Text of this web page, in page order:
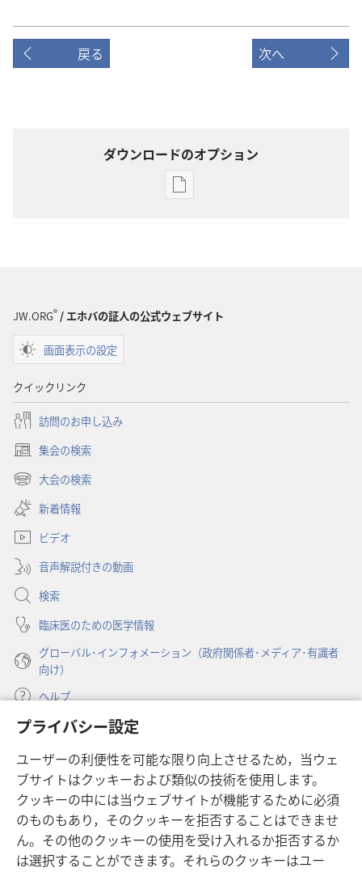
プライバシー設定
ユーザーの利便性を可能な限り向上させるため，当ウェ
ブサイトはクッキーおよび類似の技術を使用します。
クッキーの中には当ウェブサイトが機能するために必須
のものもあり，そのクッキーを拒否することはできませ
ん。その他のクッキーの使用を受け入れるか拒否するか
は選択することができます。それらのクッキーはユー
戻る 次へ
ダウンロードのオプション
出
ン
JW.ORG®/ エホバの証人の公式ウェブサイト
画面表示の設定
クイックリンク
訪問のお申し込み
集会の検索
（新
し
タ
で
開
く）
大会の検索
（新
し
い
タ
ブ
で
開
く）
新着情報
ビデオ
音声解説付きの動画
検索
臨床医のための医学情報
グローバル･インフォメーション（政府関係者･メディア･有識者
向け）
ヘルプ
寄付
し
い
タ
ブ
で
開
く）
ものみの塔 オンライン・ライブラリー
（新
し
い
タ
ブ
JW Hub ®
（新
し
い
JW Library ®